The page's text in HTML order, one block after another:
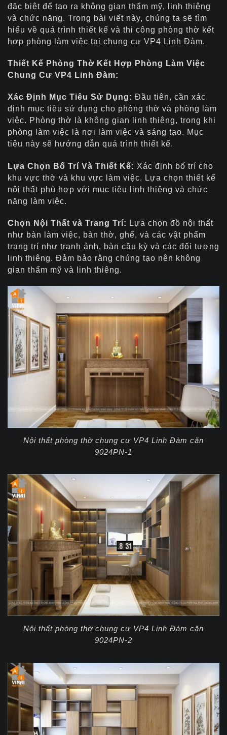
đặc biệt để tạo ra không gian thẩm mỹ, linh thiêng
và chức năng. Trong bài viết này, chúng ta sẽ tìm
hiểu về quá trình thiết kế và thi công phòng thờ kết
hợp phòng làm việc tại chung cư VP4 Linh Đàm.
Thiết Kế Phòng Thờ Kết Hợp Phòng Làm Việc
Chung Cư VP4 Linh Đàm:
Xác Định Mục Tiêu Sử Dụng: Đầu tiên, cần xác
định mục tiêu sử dụng cho phòng thờ và phòng làm
việc. Phòng thờ là không gian linh thiêng, trong khi
phòng làm việc là nơi làm việc và sáng tạo. Mục
tiêu này sẽ hướng dẫn quá trình thiết kế.
Lựa Chọn Bố Trí Và Thiết Kế: Xác định bố trí cho
khu vực thờ và khu vực làm việc. Lựa chọn thiết kế
nội thất phù hợp với mục tiêu linh thiêng và chức
năng làm việc.
Chọn Nội Thất và Trang Trí: Lựa chọn đồ nội thất
như bàn làm việc, bàn thờ, ghế, và các vật phẩm
trang trí như tranh ảnh, bàn cầu kỳ và các đối tượng
linh thiêng. Đảm bảo rằng chúng tạo nên không
gian thẩm mỹ và linh thiêng.
Nội thất phòng thờ chung cư VP4 Linh Đàm căn
9024PN-1
Nội thất phòng thờ chung cư VP4 Linh Đàm căn
9024PN-2